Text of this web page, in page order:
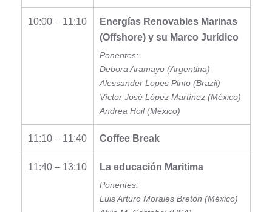
10:00 – 11:10
Energías Renovables Marinas
(Offshore) y su Marco Jurídico
Ponentes:
Debora Aramayo (Argentina)
Alessander Lopes Pinto (Brazil)
Víctor José López Martínez (México)
Andrea Hoil (México)
11:10 – 11:40 Coffee Break
11:40 – 13:10 La educación Maritima
Ponentes:
Luis Arturo Morales Bretón (México)